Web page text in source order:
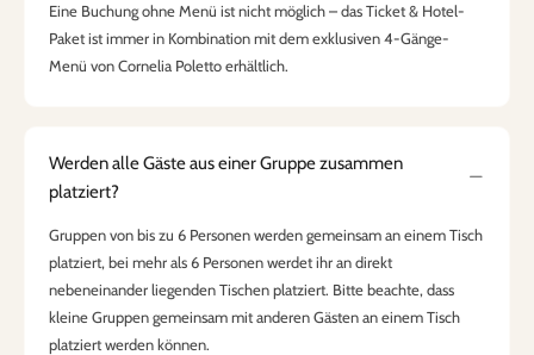
Eine Buchung ohne Menü ist nicht möglich – das Ticket & Hotel-
Paket ist immer in Kombination mit dem exklusiven 4-Gänge-
Menü von Cornelia Poletto erhältlich.
Werden alle Gäste aus einer Gruppe zusammen
platziert?
Gruppen von bis zu 6 Personen werden gemeinsam an einem Tisch
platziert, bei mehr als 6 Personen werdet ihr an direkt
nebeneinander liegenden Tischen platziert. Bitte beachte, dass
kleine Gruppen gemeinsam mit anderen Gästen an einem Tisch
platziert werden können.